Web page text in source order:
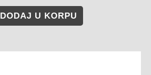
DODAJ U KORPU